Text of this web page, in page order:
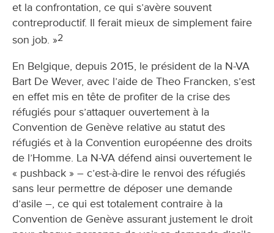
et la confrontation, ce qui s’avère souvent
contreproductif. Il ferait mieux de simplement faire
son job. »2
En Belgique, depuis 2015, le président de la N-VA
Bart De Wever, avec l’aide de Theo Francken, s’est
en effet mis en tête de profiter de la crise des
réfugiés pour s’attaquer ouvertement à la
Convention de Genève relative au statut des
réfugiés et à la Convention européenne des droits
de l’Homme. La N-VA défend ainsi ouvertement le
« pushback » – c’est-à-dire le renvoi des réfugiés
sans leur permettre de déposer une demande
d’asile –, ce qui est totalement contraire à la
Convention de Genève assurant justement le droit